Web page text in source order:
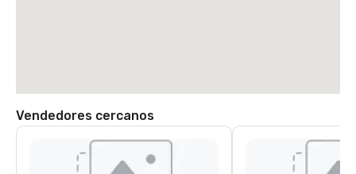
Vendedores cercanos